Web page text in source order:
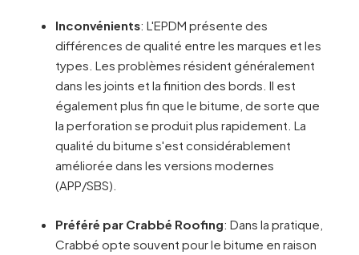
Inconvénients: L'EPDM présente des
différences de qualité entre les marques et les
types. Les problèmes résident généralement
dans les joints et la finition des bords. Il est
également plus fin que le bitume, de sorte que
la perforation se produit plus rapidement. La
qualité du bitume s'est considérablement
améliorée dans les versions modernes
(APP/SBS).
Préféré par Crabbé Roofing: Dans la pratique,
Crabbé opte souvent pour le bitume en raison